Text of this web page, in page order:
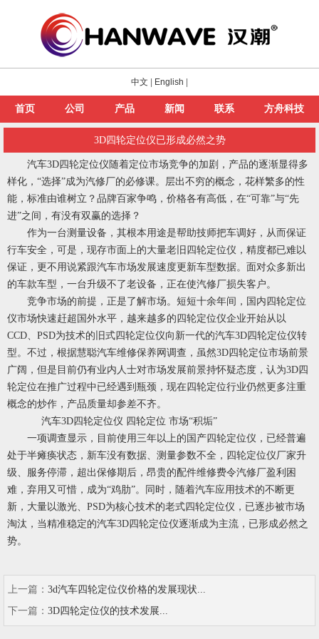
中文 English
首页 公司 产品 新闻 联系 方舟科技
3D四轮定位仪已形成必然之势
汽车3D四轮定位仪随着定位市场竞争的加剧，产品的逐渐显得多
样化，“选择”成为汽修厂的必修课。层出不穷的概念，花样繁多的性
能，标准由谁树立？品牌百家争鸣，价格各有高低，在“可靠”与“先
进”之间，有没有双赢的选择？
作为一台测量设备，其根本用途是帮助技师把车调好，从而保证
行车安全，可是，现存市面上的大量老旧四轮定位仪，精度都已难以
保证，更不用说紧跟汽车市场发展速度更新车型数据。面对众多新出
的车款车型，一台升级不了老设备，正在使汽修厂损失客户。
竞争市场的前提，正是了解市场。短短十余年间，国内四轮定位
仪市场快速赶超国外水平，越来越多的四轮定位仪企业开始从以
CCD、PSD为技术的旧式四轮定位仪向新一代的汽车3D四轮定位仪转
型。不过，根据慧聪汽车维修保养网调查，虽然3D四轮定位市场前景
广阔，但是目前仍有业内人士对市场发展前景持怀疑态度，认为3D四
轮定位在推广过程中已经遇到瓶颈，现在四轮定位行业仍然更多注重
概念的炒作，产品质量却参差不齐。
汽车3D四轮定位仪 四轮定位 市场“积垢”
一项调查显示，目前使用三年以上的国产四轮定位仪，已经普遍
处于半瘫痪状态，新车没有数据、测量参数不全，四轮定位仪厂家升
级、服务停滞，超出保修期后，昂贵的配件维修费令汽修厂盈利困
难，弃用又可惜，成为“鸡肋”。同时，随着汽车应用技术的不断更
新，大量以激光、PSD为核心技术的老式四轮定位仪，已逐步被市场
淘汰，当精准稳定的汽车3D四轮定位仪逐渐成为主流，已形成必然之
势。
上一篇： 3d汽车四轮定位仪价格的发展现状...
下一篇： 3D四轮定位仪的技术发展...